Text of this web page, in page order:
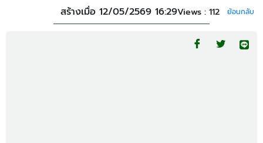
สร้างเมื่อ 12/05/2569 16:29Views : 112 ย้อนกลับ